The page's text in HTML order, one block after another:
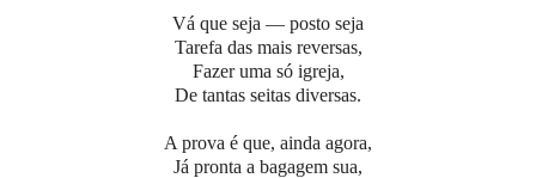
Vá que seja — posto seja
Tarefa das mais reversas,
Fazer uma só igreja,
De tantas seitas diversas.
A prova é que, ainda agora,
Já pronta a bagagem sua,